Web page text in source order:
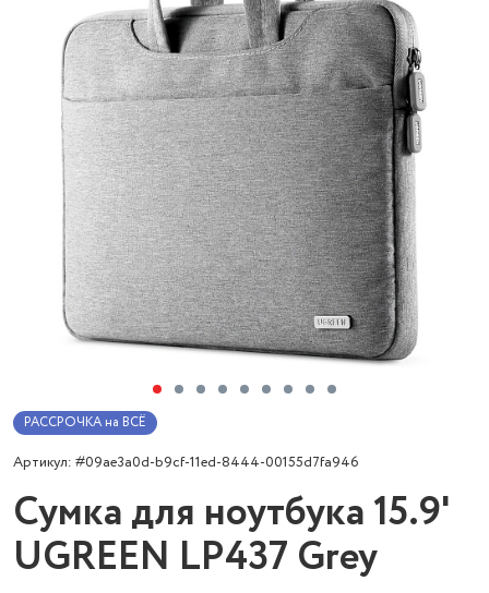
РАССРОЧКА на ВСЁ
Артикул: #09ae3a0d-b9cf-11ed-8444-00155d7fa946
Сумка для ноутбука 15.9'
UGREEN LP437 Grey